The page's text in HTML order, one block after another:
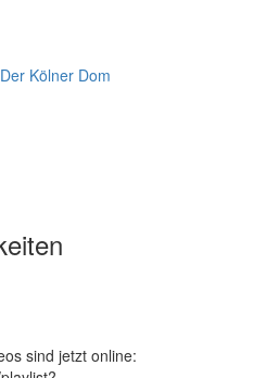
Kölner Dom
sind jetzt online: